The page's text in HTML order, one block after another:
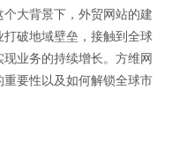
大背景下，外贸网站的建
破地域壁垒，接触到全球
业务的持续增长。方维网
要性以及如何解锁全球市